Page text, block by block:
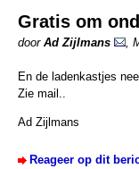
Gratis om
door Ad Zijlmans
En de ladenkastjes
Zie mail..
Ad Zijlmans
Reageer op dit